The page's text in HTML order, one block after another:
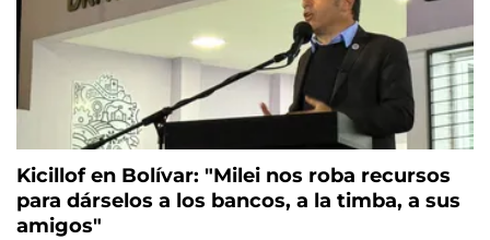
Kicillof en Bolívar: "Milei nos roba recursos
para dárselos a los bancos, a la timba, a sus
amigos"